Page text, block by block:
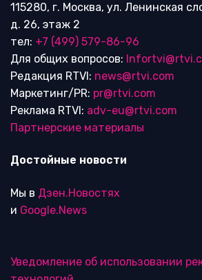
115280, г. Москва, ул. Ленинская
д. 26, этаж 2
тел: +7 (499) 579-86-96
Для общих вопросов:
Редакция RTVI: news@rtvi.com
Маркетинг/PR: pr@rtvi.com
Реклама RTVI: adv-eu@rtvi.com
Партнерские материалы
Достойные новости
Мы в Дзен.Новостях
и Google.News
Уведомление об использовании